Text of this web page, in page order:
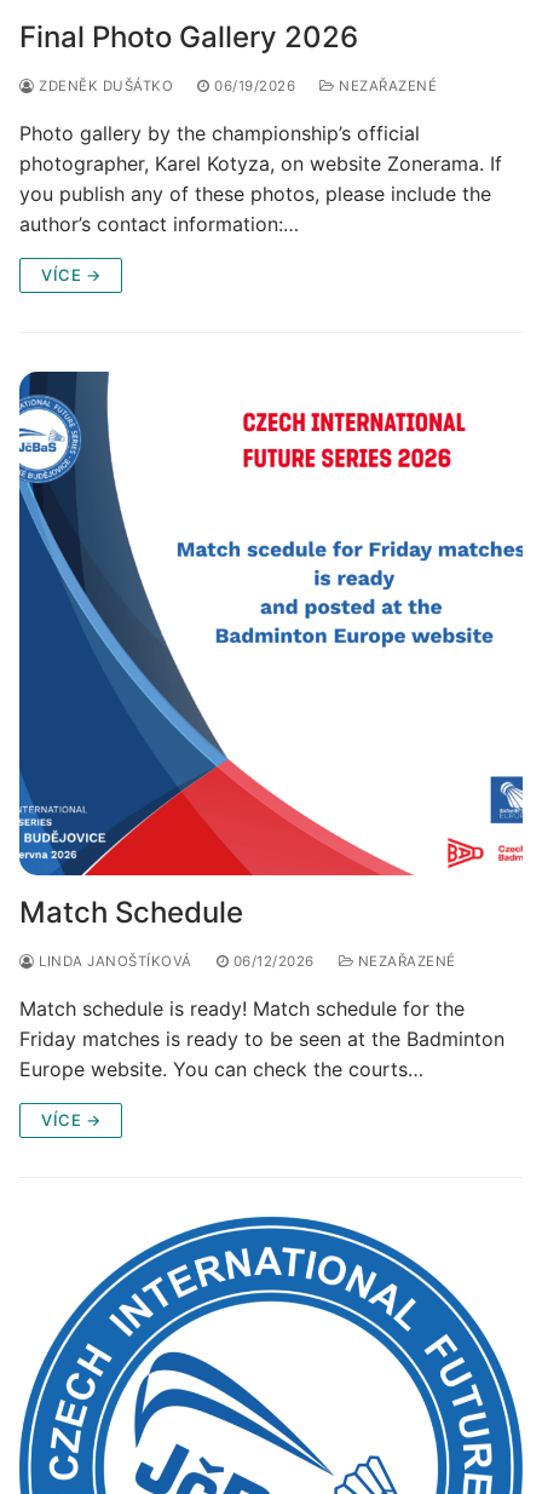
Final Photo Gallery 2026
ZDENĚK DUŠÁTKO 06/19/2026 NEZAŘAZENÉ
Photo gallery by the championship’s official
photographer, Karel Kotyza, on website Zonerama. If
you publish any of these photos, please include the
author’s contact information:…
VÍCE →
Match Schedule
LINDA JANOŠTÍKOVÁ 06/12/2026 NEZAŘAZENÉ
Match schedule is ready! Match schedule for the
Friday matches is ready to be seen at the Badminton
Europe website. You can check the courts…
VÍCE →